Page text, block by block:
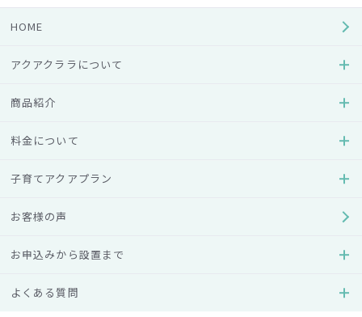
8:30～17:00
月～金
住所
電話番号
HOME
アクアクララについて
商品紹介
料金について
子育てアクアプラン
お客様の声
お申込みから設置まで
よくある質問